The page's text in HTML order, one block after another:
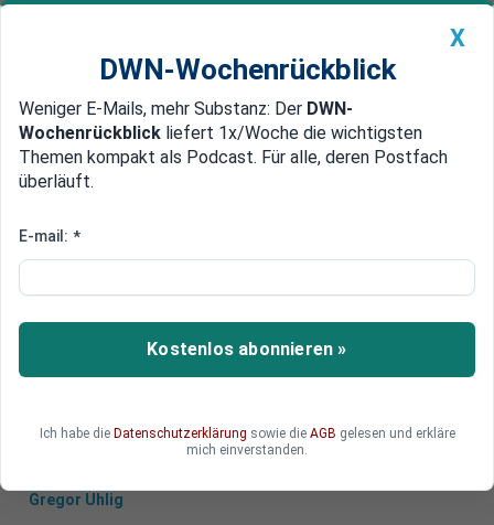
Newsticker MEIN DWN: Geldanlage Premium
Edelmetalle DWN-Magazin China
Investor Dalio erwartet Ende der
Der legendäre Investor Ray Dalio erklärt, wie der
Übergang in eine multipolare Welt sich abspielen
wird und wie Staaten und Anleger davon
Gregor Uhlig
X
DWN-Wochenrückblick
Weniger E-Mails, mehr Substanz: Der DWN-
Wochenrückblick liefert 1x/Woche die wichtigsten
Themen kompakt als Podcast. Für alle, deren Postfach
überläuft.
E-mail: *
Kostenlos abonnieren »
Ich habe die Datenschutzerklärung sowie die AGB gelesen und erkläre
mich einverstanden.